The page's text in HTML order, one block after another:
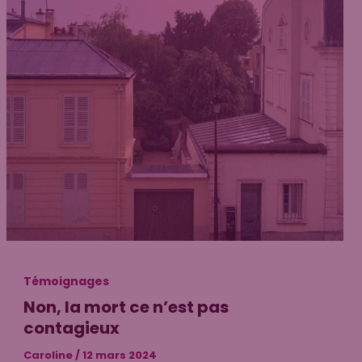
Témoignages
Non, la mort ce n’est pas
contagieux
Caroline/12 mars 2024